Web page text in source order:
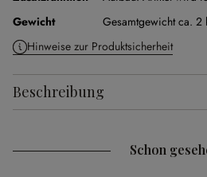
Gewicht
Gesamtgewicht ca. 2
Hinweise zur Produktsicherheit
Beschreibung
Schon